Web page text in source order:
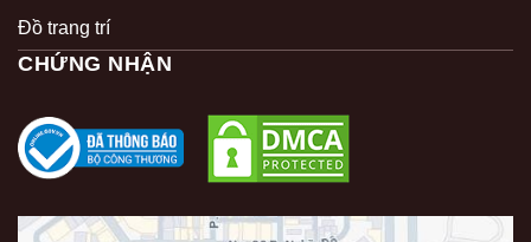
Đồ trang trí
CHỨNG NHẬN